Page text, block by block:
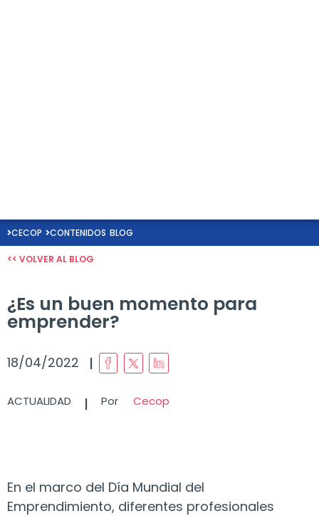
CECOP CONTENIDOS BLOG
<< VOLVER AL BLOG
¿Es un buen momento para
emprender?
18/04/2022 I
ACTUALIDAD I Por Cecop
En el marco del Día Mundial del
Emprendimiento, diferentes profesionales